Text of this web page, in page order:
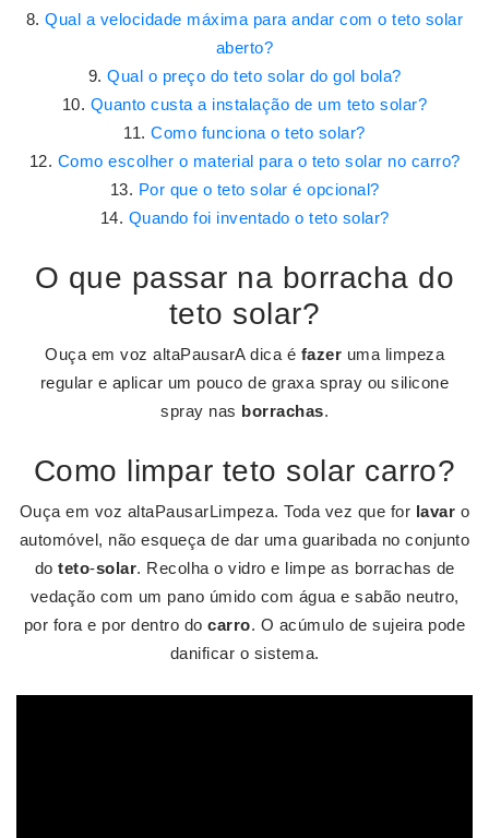
Qual a velocidade máxima para andar com o teto solar
aberto?
Qual o preço do teto solar do gol bola?
Quanto custa a instalação de um teto solar?
Como funciona o teto solar?
Como escolher o material para o teto solar no carro?
Por que o teto solar é opcional?
Quando foi inventado o teto solar?
O que passar na borracha do
teto solar?
Ouça em voz altaPausarA dica é fazer uma limpeza
regular e aplicar um pouco de graxa spray ou silicone
spray nas borrachas.
Como limpar teto solar carro?
Ouça em voz altaPausarLimpeza. Toda vez que for lavar o
automóvel, não esqueça de dar uma guaribada no conjunto
do teto-solar. Recolha o vidro e limpe as borrachas de
vedação com um pano úmido com água e sabão neutro,
por fora e por dentro docarro. O acúmulo de sujeira pode
danificar o sistema.